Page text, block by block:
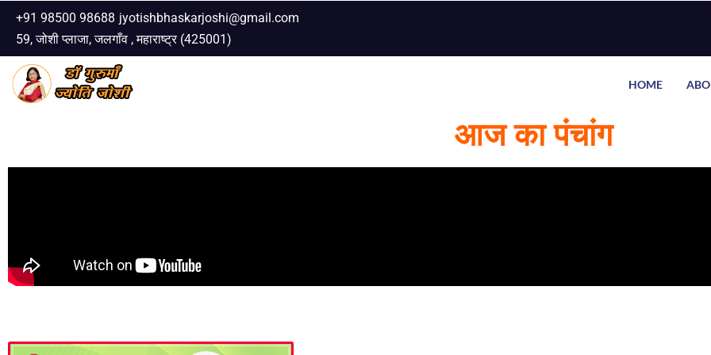
Skip
to
content
+91 98500 98688 jyotishbhaskarjoshi@gmail.com
59, जोशी प्लाजा, जलगाँव , महाराष्ट्र (425001)
HOME
आज का पंचांग